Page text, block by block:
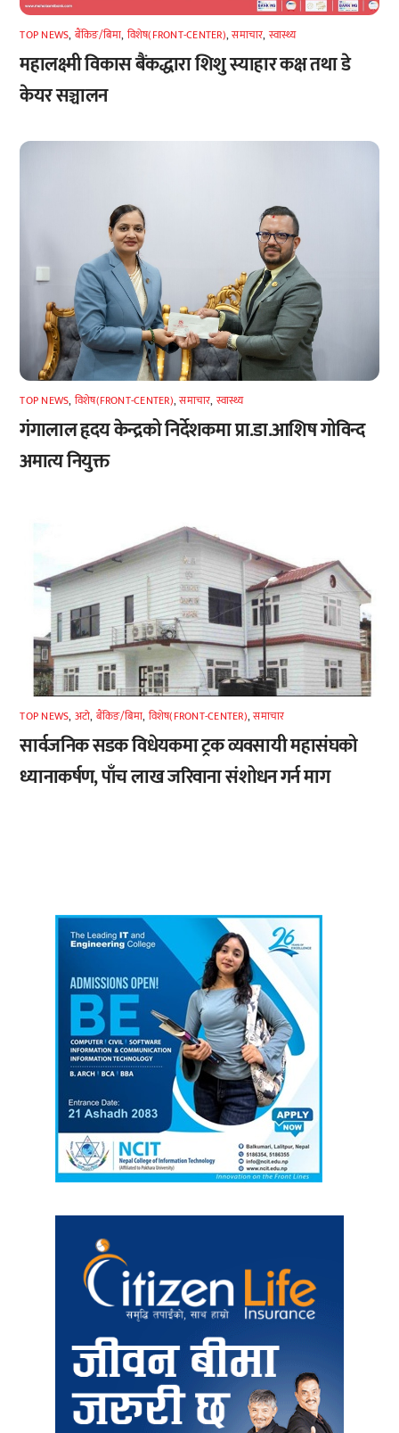
TOP NEWS, बैंकिङ/बिमा, विशेष(FRONT-CENTER),समाचार, स्वास्थ्य
महालक्ष्मी विकास बैंकद्धारा शिशु स्याहार कक्ष तथा डे
केयर सञ्चालन
TOP NEWS, विशेष(FRONT-CENTER),समाचार, स्वास्थ्य
गंगालाल हृदय केन्द्रको निर्देशकमा प्रा.डा.आशिष गोविन्द
अमात्य नियुक्त
TOP NEWS, अटाे, बैंकिङ/बिमा, विशेष(FRONT-CENTER),समाचार
सार्वजनिक सडक विधेयकमा ट्रक व्यवसायी महासंघको
ध्यानाकर्षण, पाँच लाख जरिवाना संशोधन गर्न माग